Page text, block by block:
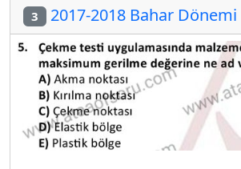
3 2017-2018 Bahar Dönemi